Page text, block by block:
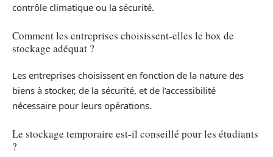
contrôle climatique ou la sécurité.
Comment les entreprises choisissent-elles le box de
stockage adéquat ?
Les entreprises choisissent en fonction de la nature des
biens à stocker, de la sécurité, et de l’accessibilité
nécessaire pour leurs opérations.
Le stockage temporaire est-il conseillé pour les étudiants
?